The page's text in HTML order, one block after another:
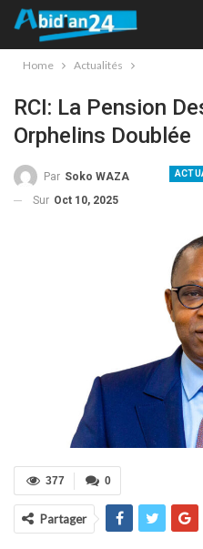
Home Actualités
RCI: La Pension
Orphelins Doublée
Par Soko WAZA
Sur Oct 10, 2025
0
377
Partager